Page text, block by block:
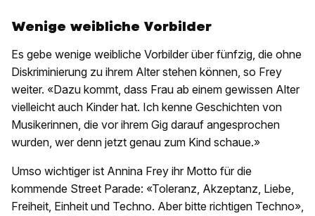
Wenige weibliche Vorbilder
Es gebe wenige weibliche Vorbilder über fünfzig, die ohne
Diskriminierung zu ihrem Alter stehen können, so Frey
weiter. «Dazu kommt, dass Frau ab einem gewissen Alter
vielleicht auch Kinder hat. Ich kenne Geschichten von
Musikerinnen, die vor ihrem Gig darauf angesprochen
wurden, wer denn jetzt genau zum Kind schaue.»
Umso wichtiger ist Annina Frey ihr Motto für die
kommende Street Parade: «Toleranz, Akzeptanz, Liebe,
Freiheit, Einheit und Techno. Aber bitte richtigen Techno»,